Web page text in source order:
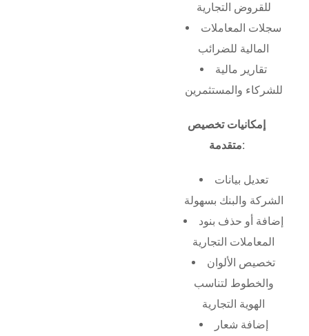
للقروض التجارية
سجلات المعاملات
المالية للضرائب
تقارير مالية
للشركاء والمستثمرين
إمكانيات تخصيص
متقدمة:
تعديل بيانات
الشركة والبنك بسهولة
إضافة أو حذف بنود
المعاملات التجارية
تخصيص الألوان
والخطوط لتناسب
الهوية التجارية
إضافة شعار